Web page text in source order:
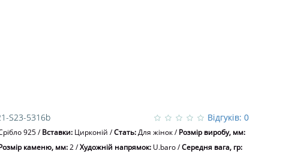
Відгуків: 0
S23-5316b
925/Вставки: Цирконій /Стать:Для жінок/Розмір виробу, мм:
каменю, мм:2/Художній напрямок: U.baro/Середня вага, гр: